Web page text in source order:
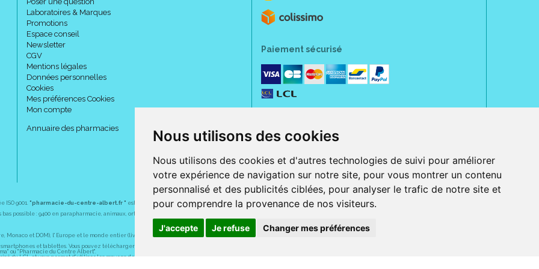
Nous utilisons des cookies
Nous utilisons des cookies et d'autres technologies de suivi pour améliorer
votre expérience de navigation sur notre site, pour vous montrer un contenu
personnalisé et des publicités ciblées, pour analyser le trafic de notre site et
pour comprendre la provenance de nos visiteurs.
J'accepte Je refuse Changer mes préférences
Laboratoires & Marques
Promotions
Espace conseil
Newsletter
CGV
Mentions légales
Données personnelles
Cookies
Mes préférences Cookies
Mon compte
Annuaire des pharmacies
Paiement sécurisé
9001. "pharmacie-du-centre-albert.fr " est le site internet de l a pharmacie du centre, 32 rue Jeanne d' Harcourt, 80300 Albert.
possible : 9400 en parapharmacie, animaux, orthopédie, matériel médical. 1700 en médicaments sans ordonnance.
et DOM), l' Europe et le monde entier (livraison assuré par Colissimo et ses partenaires à l' étranger).
et tablettes. Vous pouvez télécharger gratuitement l' application sur l' AppStore (pour iPhone, iPad et iPod touch), ou sur Google Play (pour Androïd 5.0 ou version
ou "Pharmacie du Centre Albert".
du LCL et vous permet d' utiliser les moyens de paiement suivants : CB, Visa, MasterCard, American Express, Bancontact, PayPal.